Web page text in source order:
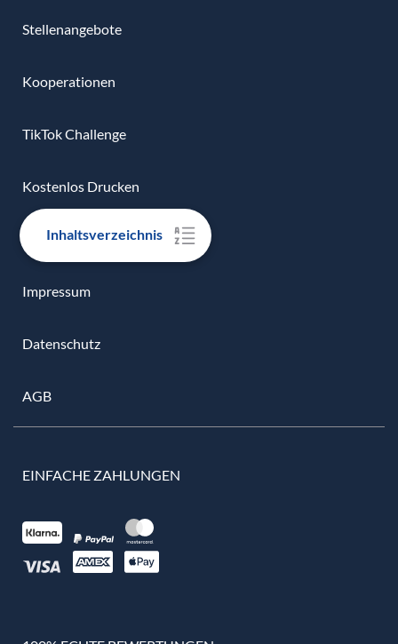
Inhaltsverzeichnis
Stellenangebote
Kooperationen
TikTok Challenge
Kostenlos Drucken
Affiliate-Programm
Impressum
Datenschutz
AGB
EINFACHE ZAHLUNGEN